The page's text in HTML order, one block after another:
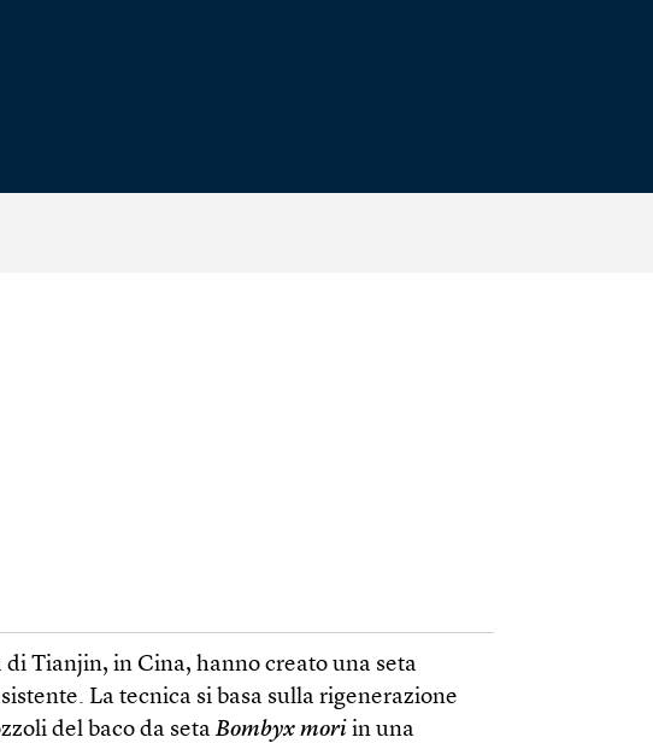
Tianjin, in Cina, hanno creato una seta
La tecnica si basa sulla rigenerazione
del baco da setaBombyx mori in una